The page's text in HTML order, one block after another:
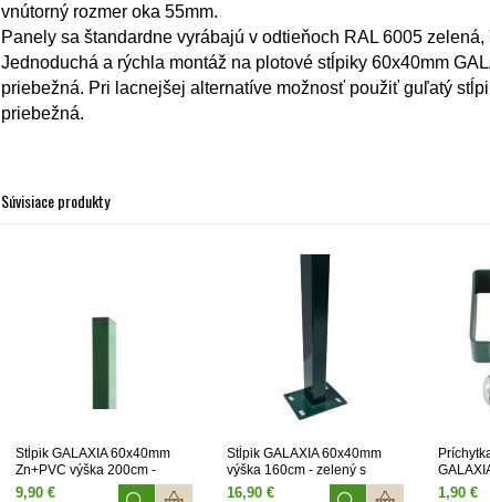
vnútorný rozmer oka 55mm.
Panely sa štandardne vyrábajú v odtieňoch RAL 6005
Jednoduchá a rýchla montáž na plotové stĺpiky 60x40mm
priebežná. Pri lacnejšej alternatíve možnosť použiť guľatý
priebežná.
Súvisiace produkty
Stĺpik GALAXIA 60x40mm
Zn+PVC výška 200cm -
zelený
9,90 €
Stĺpik GALAXIA 60x40mm
výška 160cm - zelený s
pätkou
16,90 € 1,90 €